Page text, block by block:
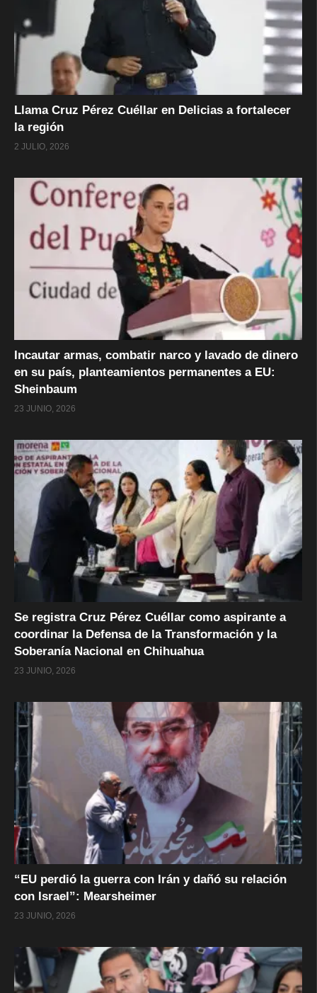
Llama Cruz Pérez Cuéllar en Delicias a fortalecer
la región
2 JULIO, 2026
Incautar armas, combatir narco y lavado de dinero
en su país, planteamientos permanentes a EU:
Sheinbaum
23 JUNIO, 2026
Se registra Cruz Pérez Cuéllar como aspirante a
coordinar la Defensa de la Transformación y la
Soberanía Nacional en Chihuahua
23 JUNIO, 2026
“EU perdió la guerra con Irán y dañó su relación
con Israel”: Mearsheimer
23 JUNIO, 2026